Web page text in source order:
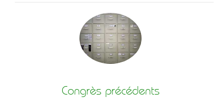
Congrès précédents